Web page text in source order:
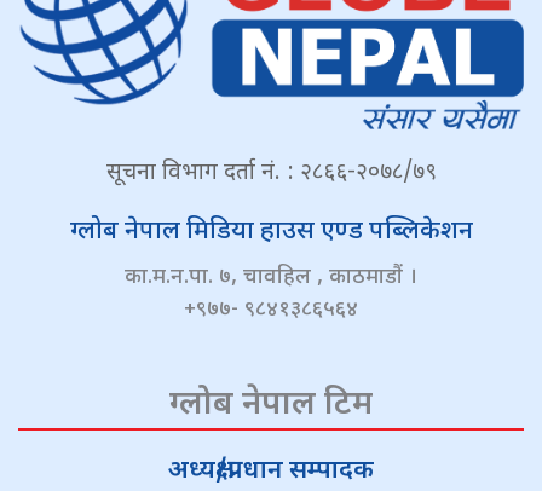
सूचना विभाग दर्ता नं. : २८६६-२०७८/७९
ग्लोब नेपाल मिडिया हाउस एण्ड पब्लिकेशन
का.म.न.पा. ७, चावहिल , काठमाडौं ।
+९७७- ९८४१३८६५६४
ग्लोब नेपाल टिम
अध्यक्ष/प्रधान सम्पादक